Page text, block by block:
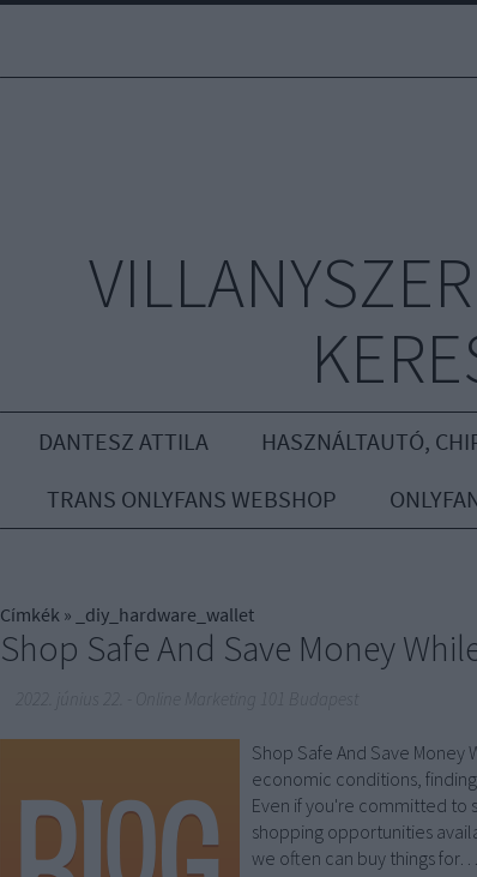
DANTESZ ATTILA HASZNÁLTAUTÓ,
TRANS ONLYFANS WEBSHOP
Címkék » _diy_hardware_wallet
Shop Safe And Save Money
Online Marketing 101 Budapest
Shop Safe And Save
economic conditions,
Even if you're committed to
shopping opportunities
we often can buy things for…